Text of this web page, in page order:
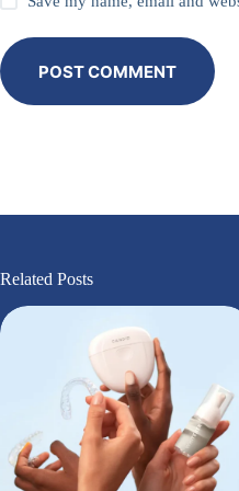
POST COMMENT
Related Posts